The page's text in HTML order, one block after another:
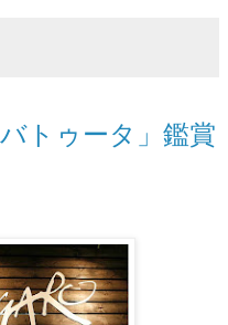
トゥータ」鑑賞